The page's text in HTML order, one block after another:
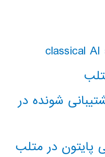
شونده در
پایتون در متلب